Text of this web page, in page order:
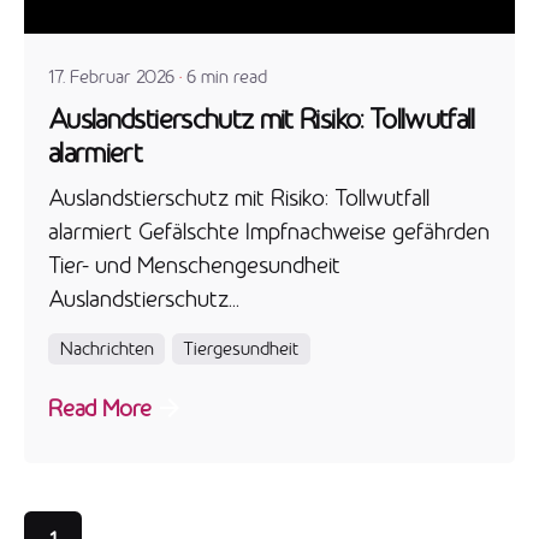
17. Februar 2026 6 min read
Auslandstierschutz mit Risiko: Tollwutfall
alarmiert
Auslandstierschutz mit Risiko: Tollwutfall
alarmiert Gefälschte Impfnachweise gefährden
Tier- und Menschengesundheit
Auslandstierschutz...
Nachrichten Tiergesundheit
Read More